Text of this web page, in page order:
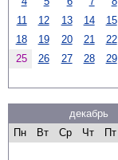
11
12 13 14 15
18
19 20 21 22
25
26 27 28 29
декабрь
Пн
Вт Ср Чт Пт